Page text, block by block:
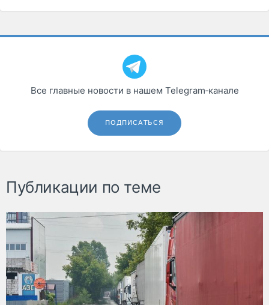
Все главные новости в нашем Telegram‑канале
ПОДПИСАТЬСЯ
Публикации по теме